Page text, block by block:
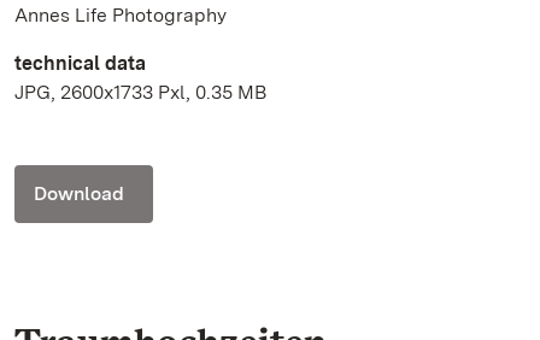
Annes Life Photography
technical data
JPG, 2600x1733 Pxl, 0.35 MB
Download